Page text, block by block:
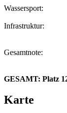
Wassersport:
Infrastruktur:
Gesamtnote:
GESAMT: Platz
Karte